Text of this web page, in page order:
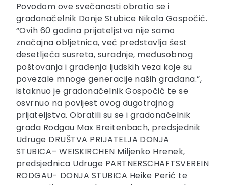
Povodom ove svečanosti obratio se i
gradonačelnik Donje Stubice Nikola Gospočić.
“Ovih 60 godina prijateljstva nije samo
značajna obljetnica, već predstavlja šest
desetljeća susreta, suradnje, međusobnog
poštovanja i građenja ljudskih veza koje su
povezale mnoge generacije naših građana.”,
istaknuo je gradonačelnik Gospočić te se
osvrnuo na povijest ovog dugotrajnog
prijateljstva. Obratili su se i gradonačelnik
grada Rodgau Max Breitenbach, predsjednik
Udruge DRUŠTVA PRIJATELJA DONJA
STUBICA– WEISKIRCHEN Miljenko Hrenek,
predsjednica Udruge PARTNERSCHAFTSVEREIN
RODGAU- DONJA STUBICA Heike Perić te